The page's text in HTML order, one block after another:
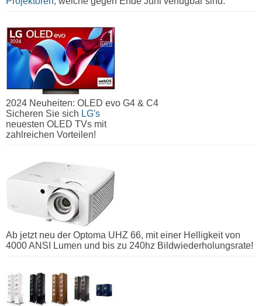
2024 Neuheiten: OLED evo G4 & C4
Sicheren Sie sich LG's
neuesten OLED TVs mit
zahlreichen Vorteilen!
Ab jetzt neu der Optoma UHZ 66, mit einer Helligkeit von
4000 ANSI Lumen und bis zu 240hz Bildwiederholungsrate!